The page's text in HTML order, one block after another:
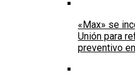
«Max» se
Unión para
preventivo